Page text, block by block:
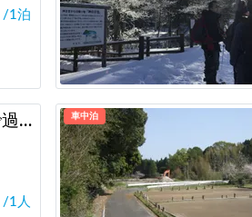
/1泊
沢登り・天然のプールで過ごす時間体験 in 飯能
/1人
車中泊